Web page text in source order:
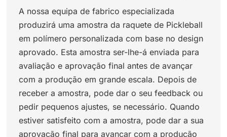
A nossa equipa de fabrico especializada
produzirá uma amostra da raquete de Pickleball
em polímero personalizada com base no design
aprovado. Esta amostra ser-lhe-á enviada para
avaliação e aprovação final antes de avançar
com a produção em grande escala. Depois de
receber a amostra, pode dar o seu feedback ou
pedir pequenos ajustes, se necessário. Quando
estiver satisfeito com a amostra, pode dar a sua
aprovação final para avançar com a produção